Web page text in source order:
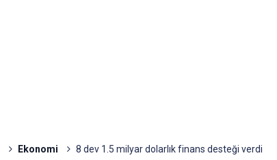
Ekonomi 8 dev 1.5 milyar dolarlık finans desteği verdi